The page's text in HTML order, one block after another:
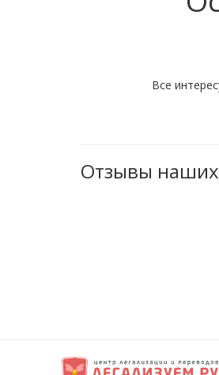
Все
Отзывы наших